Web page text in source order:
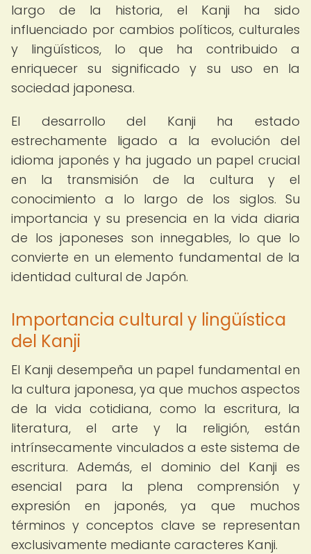
largo de la historia, el Kanji ha sido
influenciado por cambios políticos, culturales
y lingüísticos, lo que ha contribuido a
enriquecer su significado y su uso en la
sociedad japonesa.
El desarrollo del Kanji ha estado
estrechamente ligado a la evolución del
idioma japonés y ha jugado un papel crucial
en la transmisión de la cultura y el
conocimiento a lo largo de los siglos. Su
importancia y su presencia en la vida diaria
de los japoneses son innegables, lo que lo
convierte en un elemento fundamental de la
identidad cultural de Japón.
Importancia cultural y lingüística
del Kanji
El Kanji desempeña un papel fundamental en
la cultura japonesa, ya que muchos aspectos
de la vida cotidiana, como la escritura, la
literatura, el arte y la religión, están
intrínsecamente vinculados a este sistema de
escritura. Además, el dominio del Kanji es
esencial para la plena comprensión y
expresión en japonés, ya que muchos
términos y conceptos clave se representan
exclusivamente mediante caracteres Kanji.